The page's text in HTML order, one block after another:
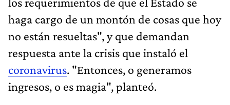
haga cargo de un montón de cosas que hoy
no están resueltas", y que demandan
respuesta ante la crisis que instaló el
coronavirus. "Entonces, o generamos
ingresos, o es magia", planteó.